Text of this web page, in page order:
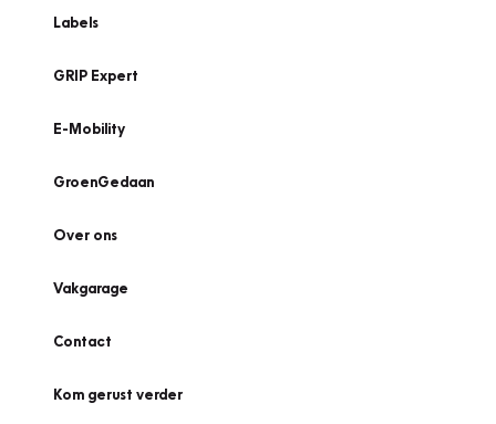
Labels
GRIP Expert
E-Mobility
GroenGedaan
Over ons
Vakgarage
Contact
Kom gerust verder